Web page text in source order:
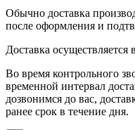
Обычно доставка
после оформления и
Доставка осуществляется
Во время контрольного
временной интервал
дозвонимся до вас,
ранее срок в течение дня.